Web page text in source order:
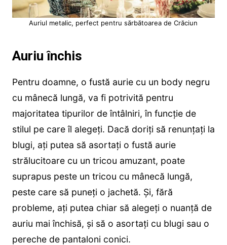
Auriul metalic, perfect pentru sărbătoarea de Crăciun
Auriu închis
Pentru doamne, o fustă aurie cu un body negru
cu mânecă lungă, va fi potrivită pentru
majoritatea tipurilor de întâlniri, în funcție de
stilul pe care îl alegeți. Dacă doriți să renunțați la
blugi, ați putea să asortați o fustă aurie
strălucitoare cu un tricou amuzant, poate
suprapus peste un tricou cu mânecă lungă,
peste care să puneți o jachetă. Și, fără
probleme, ați putea chiar să alegeți o nuanță de
auriu mai închisă, și să o asortați cu blugi sau o
pereche de pantaloni conici.